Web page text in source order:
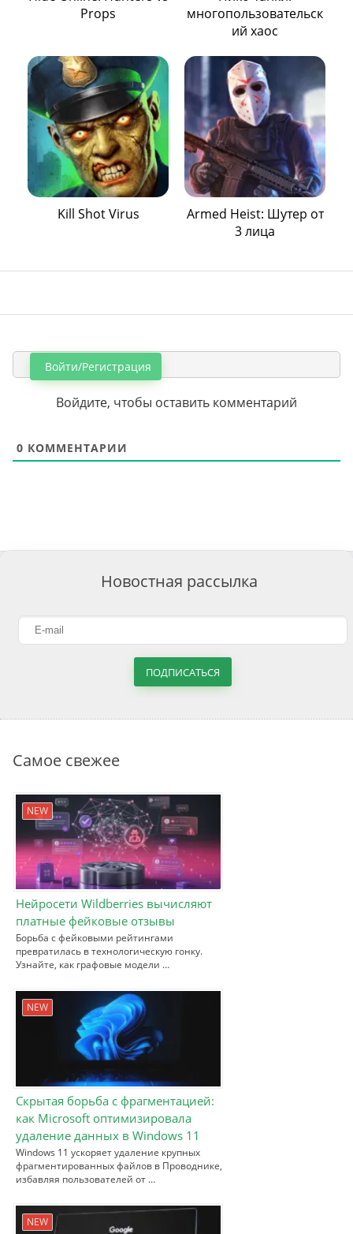
Props
многопользовательск
ий хаос
Kill Shot Virus
Armed Heist: Шутер от
3 лица
Войти/Регистрация
Войдите, чтобы оставить комментарий
0 КОММЕНТАРИИ
Новостная рассылка
ПОДПИСАТЬСЯ
Самое свежее
NEW
Нейросети Wildberries вычисляют
платные фейковые отзывы
Борьба с фейковыми рейтингами
превратилась в технологическую гонку.
Узнайте, как графовые модели …
NEW
Скрытая борьба с фрагментацией:
как Microsoft оптимизировала
удаление данных в Windows 11
Windows 11 ускоряет удаление крупных
фрагментированных файлов в Проводнике,
избавляя пользователей от …
NEW